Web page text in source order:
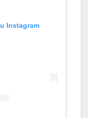
Instagram